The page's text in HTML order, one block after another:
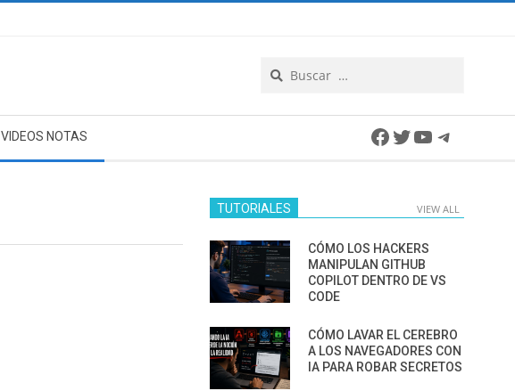
VIDEOS NOTAS Facebook
Twitter
YouTube
TUTORIALES VIEW ALL
CÓMO LOS HACKERS
MANIPULAN GITHUB
COPILOT DENTRO DE VS
CODE
CÓMO LAVAR EL CEREBRO
A LOS NAVEGADORES CON
IA PARA ROBAR SECRETOS